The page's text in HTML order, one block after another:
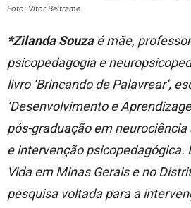
Foto: Vítor Beltrame
*Zilanda Souzaé mãe,
psicopedagogia e
livro ‘Brincando de Palavrear’,
‘Desenvolvimento e
pós-graduação em
e intervenção psicopedagógica.
Vida em Minas Gerais e no
pesquisa voltada para a